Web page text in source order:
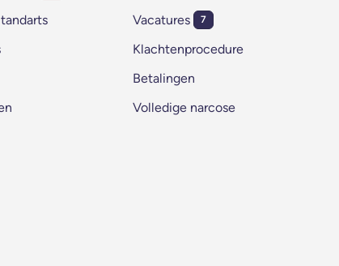
Vacatures
7
Klachtenprocedure
Betalingen
Volledige narcose